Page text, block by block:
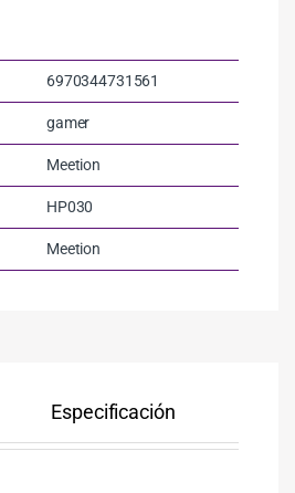
6970344731561
gamer
Meetion
HP030
Meetion
Especificación